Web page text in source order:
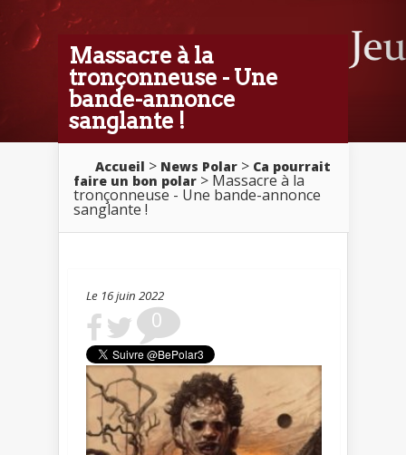
Massacre à la
tronçonneuse - Une
bande-annonce
sanglante !
Accueil > News Polar > Ca pourrait
faire un bon polar > Massacre à la
tronçonneuse - Une bande-annonce
sanglante !
Le 16 juin 2022
0